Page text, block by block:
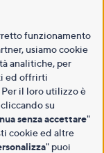
funzionamento
usiamo cookie
analitiche, per
ed offrirti
Per il loro utilizzo è
su
senza accettare"
cookie ed altre
" puoi